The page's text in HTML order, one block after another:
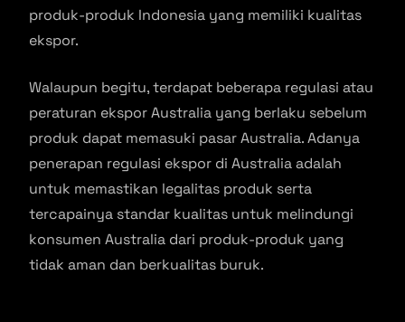
produk-produk Indonesia yang memiliki kualitas
ekspor.
Walaupun begitu, terdapat beberapa regulasi atau
peraturan ekspor Australia yang berlaku sebelum
produk dapat memasuki pasar Australia. Adanya
penerapan regulasi ekspor di Australia adalah
untuk memastikan legalitas produk serta
tercapainya standar kualitas untuk melindungi
konsumen Australia dari produk-produk yang
tidak aman dan berkualitas buruk.